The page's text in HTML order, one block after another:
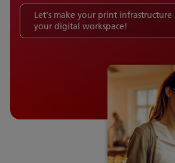
Let's make your print
your digital workspace!